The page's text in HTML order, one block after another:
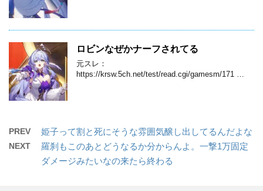
ロビンなぜかナーフされてる
元スレ：
https://krsw.5ch.net/test/read.cgi/gamesm/171 …
PREV 姫子って割と死にそうな雰囲気醸し出してるんだよな
NEXT
羅刹もこのあとどうなるか分からんよ。一撃1万固定
ダメージみたいなの来たら終わる